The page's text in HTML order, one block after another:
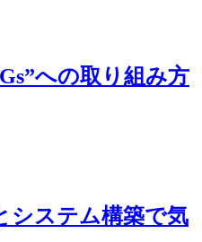
への取り組み方
システム構築で気